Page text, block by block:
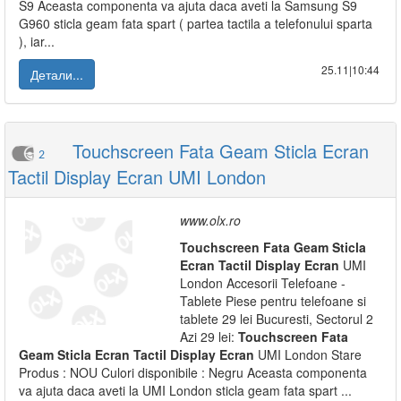
S9 Aceasta componenta va ajuta daca aveti la Samsung S9
G960 sticla geam fata spart ( partea tactila a telefonului sparta
), iar...
Детали...
25.11|10:44
2
Touchscreen Fata Geam Sticla Ecran
Tactil Display Ecran UMI London
www.olx.ro
Touchscreen Fata Geam Sticla
Ecran Tactil Display Ecran UMI
London Accesorii Telefoane -
Tablete Piese pentru telefoane si
tablete 29 lei Bucuresti, Sectorul 2
Azi 29 lei: Touchscreen Fata
Geam Sticla Ecran Tactil Display Ecran UMI London Stare
Produs : NOU Culori disponibile : Negru Aceasta componenta
va ajuta daca aveti la UMI London sticla geam fata spart ...